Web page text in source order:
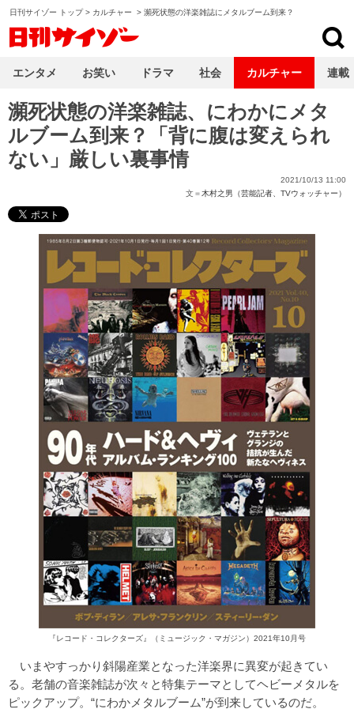
日刊サイゾー トップ> カルチャー > 瀕死状態の洋楽雑誌にメタルブーム到来？
瀕死状態の洋楽雑誌、にわかにメタ
ルブーム到来？「背に腹は変えられ
ない」厳しい裏事情
2021/10/13 11:00
文＝木村之男（芸能記者、TVウォッチャー）
『レコード・コレクターズ』（ミュージック・マガジン）2021年10月号
いまやすっかり斜陽産業となった洋楽界に異変が起きてい
る。老舗の音楽雑誌が次々と特集テーマとしてヘビーメタルを
ピックアップ。“にわかメタルブーム”が到来しているのだ。
エンタメ お笑い ドラマ 社会 カルチャー 連載